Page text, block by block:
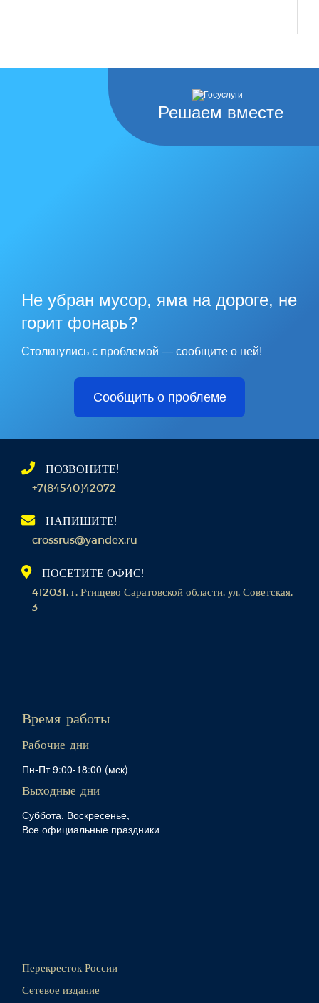
Решаем вместе
Не убран мусор, яма на дороге, не
горит фонарь?
Столкнулись с проблемой — сообщите о ней!
Сообщить о проблеме
ПОЗВОНИТЕ!
+7(84540)42072
НАПИШИТЕ!
crossrus@yandex.ru
ПОСЕТИТЕ ОФИС!
412031, г. Ртищево Саратовской области, ул. Советская,
3
Время работы
Рабочие дни
Пн-Пт 9:00-18:00 (мск)
Выходные дни
Суббота, Воскресенье,
Все официальные праздники
Перекресток России
Сетевое издание